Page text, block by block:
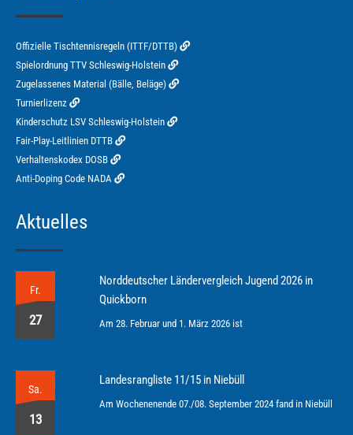
Offizielle Tischtennisregeln (ITTF/DTTB)
Spielordnung TTV Schleswig-Holstein
Zugelassenes Material (Bälle, Beläge)
Turnierlizenz
Kinderschutz LSV Schleswig-Holstein
Fair-Play-Leitlinien DTTB
Verhaltenskodex DOSB
Anti-Doping Code NADA
Aktuelles
Fr.
27
Norddeutscher Ländervergleich Jugend 2026 in
Quickborn
Am 28. Februar und 1. März 2026 ist
Sa.
13
Landesrangliste 11/15 in Niebüll
Am Wochenenende 07./08. September 2024 fand in Niebüll